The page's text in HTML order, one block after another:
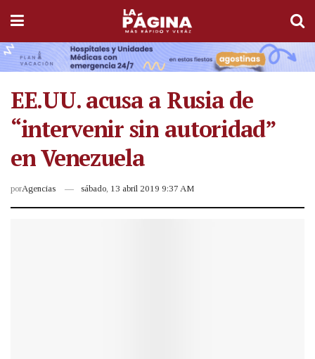
EE.UU. acusa a Rusia de
“intervenir sin autoridad”
en Venezuela
porAgencias sábado, 13 abril 2019 9:37 AM